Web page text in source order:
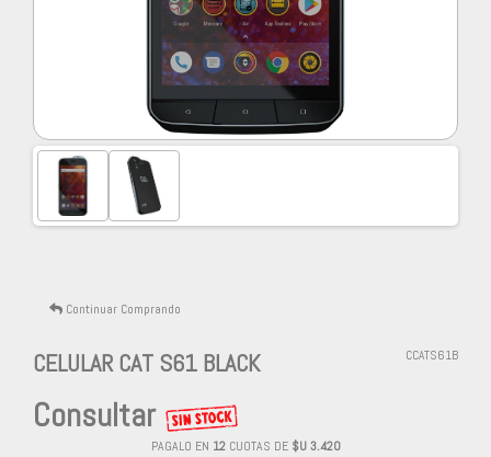
Continuar Comprando
CELULAR CAT S61 BLACK CCATS61B
Consultar
PAGALO EN 12CUOTAS DE $U 3.420